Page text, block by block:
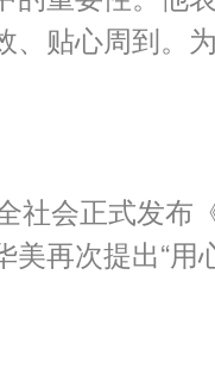
贴心周到。
社会正式发布
美再次提出“用